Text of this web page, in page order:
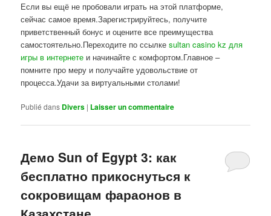
Если вы ещё не пробовали играть на этой платформе,
сейчас самое время.Зарегистрируйтесь, получите
приветственный бонус и оцените все преимущества
самостоятельно.Переходите по ссылкеsultan casino kz для
игры в интернете и начинайте с комфортом.Главное –
помните про меру и получайте удовольствие от
процесса.Удачи за виртуальными столами!
Publié dans Divers | Laisser un commentaire
Демо Sun of Egypt 3: как
бесплатно прикоснуться к
сокровищам фараонов в